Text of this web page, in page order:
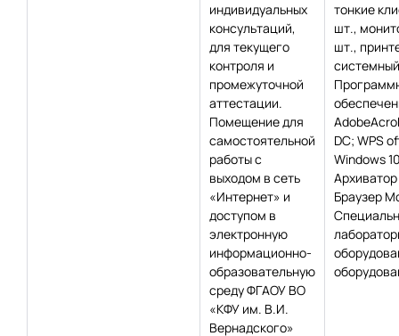
индивидуальных
консультаций,
для текущего
контроля и
промежуточной
аттестации.
Помещение для
самостоятельной
работы с
выходом в сеть
«Интернет» и
доступом в
электронную
информационно-
образовательную
среду ФГАОУ ВО
«КФУ им. В.И.
Вернадского»
тонкие
шт.,
шт.,
DC; WPS
Windows
Браузер